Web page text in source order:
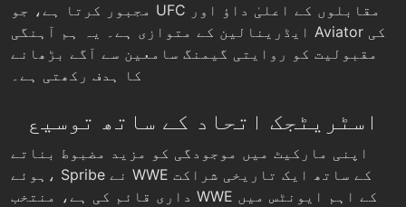
مجبور کرتا ہے، جو UFC مقابلوں کے اعلیٰ داؤ اور
ایڈرینالین کے متوازی ہے۔ یہ ہم آہنگی Aviator کی
مقبولیت کو روایتی گیمنگ سامعین سے آگے بڑھانے
کا ہدف رکھتی ہے۔
اسٹریٹجک اتحاد کے ساتھ توسیع
اپنی مارکیٹ میں موجودگی کو مزید مضبوط بناتے
ہوئے، Spribe نے WWE کے ساتھ ایک تاریخی شراکت
داری قائم کی ہے، منتخب WWE کے اہم ایونٹس میں